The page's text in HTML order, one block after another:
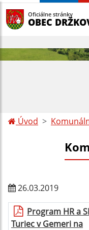
Oficiálne stránky
OBEC
Úvod
26.03.2019
Program HR a
Turiec v Gemeri na